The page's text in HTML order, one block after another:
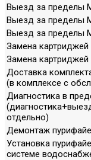
Выезд за пределы
Выезд за пределы
Выезд за пределы
Замена
Замена картриджей
Доставка
(в комплексе с
Диагностика в
отдельно)
Демонтаж
Установка
системе